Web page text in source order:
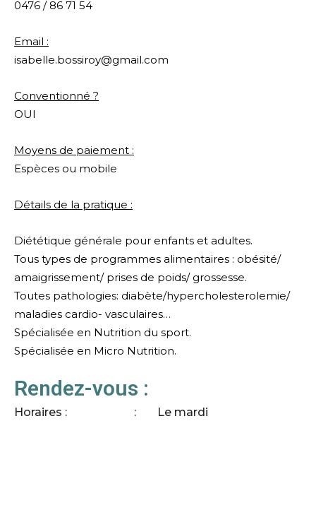
0476 / 86 71 54
Email :
isabelle.bossiroy@gmail.com
Conventionné ?
OUI
Moyens de paiement :
Espèces ou mobile
Détails de la pratique :
Diététique générale pour enfants et adultes.
Tous types de programmes alimentaires : obésité/
amaigrissement/ prises de poids/ grossesse.
Toutes pathologies: diabète/hypercholesterolemie/
maladies cardio- vasculaires…
Spécialisée en Nutrition du sport.
Spécialisée en Micro Nutrition.
Rendez-vous :
Horaires : Le mardi